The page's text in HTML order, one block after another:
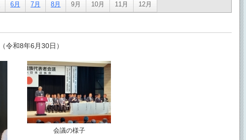
6月 7月 8月 9月 10月 11月 12月
令和8年6月30日）
会議の様子